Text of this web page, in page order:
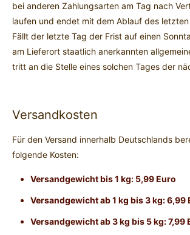
bei anderen Zahlungsarten am Tag nach
laufen und endet mit dem Ablauf des
Fällt der letzte Tag der Frist auf einen
am Lieferort staatlich anerkannten
tritt an die Stelle eines solchen Tages der
Versandkosten
Für den Versand innerhalb Deutschlands
folgende Kosten:
Versandgewicht bis 1 kg: 5,99 Euro
Versandgewicht ab 1 kg bis 3 kg: 6,99
Versandgewicht ab 3 kg bis 5 kg: 7,99